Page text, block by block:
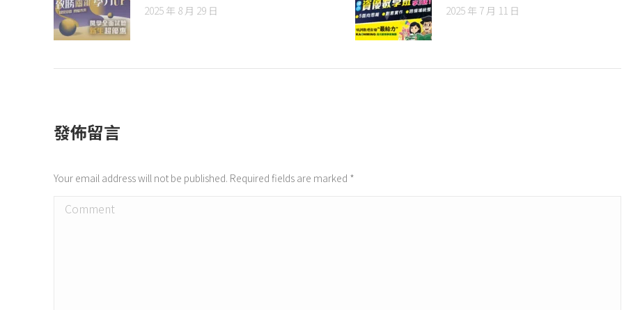
2025 年 8 月 29 日 2025 年 7 月 11 日
發佈留言
Your email address will not be published. Required fields are marked *
Comment